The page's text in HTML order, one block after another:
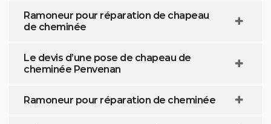
Ramoneur pour réparation de chapeau
de cheminée
Le devis d’une pose de chapeau de
cheminée Penvenan
Ramoneur pour réparation de cheminée